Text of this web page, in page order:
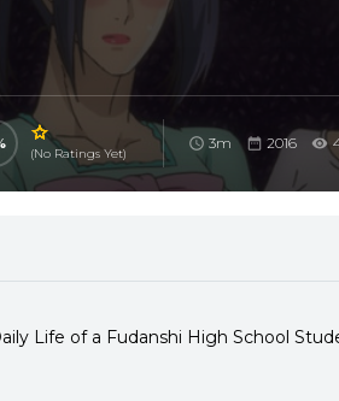
(No Ratings Yet)
3m 2016
Life of a Fudanshi High School